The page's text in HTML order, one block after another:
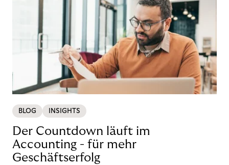
BLOG INSIGHTS
Der Countdown läuft im
Accounting - für mehr
Geschäftserfolg